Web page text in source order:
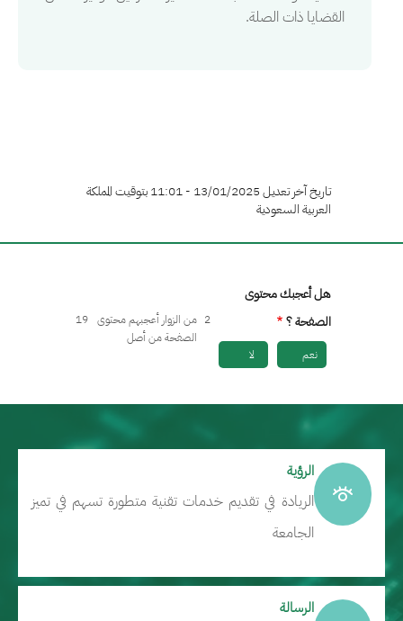
القضايا ذات الصلة.
تاريخ آخر تعديل 13/01/2025 - 11:01 بتوقيت المملكة
العربية السعودية
هل أعجبك محتوى
الصفحة ؟
نعم لا
2 من الزوار أعجبهم محتوى
الصفحة من أصل
19
الرؤية
الجامعة
الرسالة